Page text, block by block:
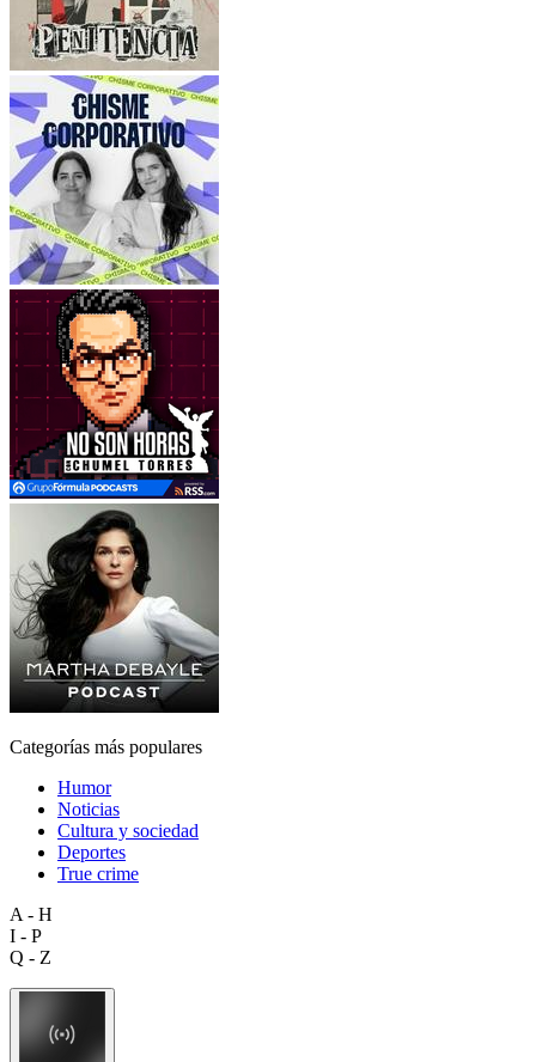
Categorías más populares
Humor
Noticias
Cultura y sociedad
Deportes
True crime
A - H
I - P
Q - Z